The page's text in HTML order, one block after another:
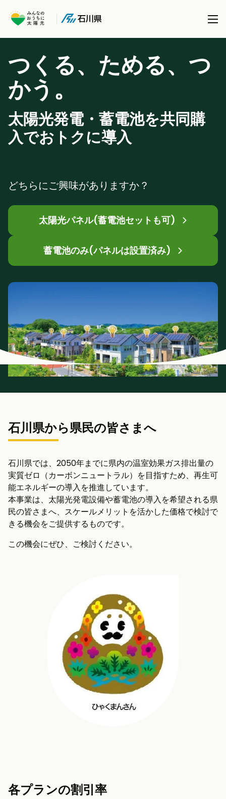
本事業について
共同購入事業とは
事務局について
全国で実施している共同購入事業
製品を選択する
太陽光パネル / 太陽光パネル＋蓄電池
蓄電池 (パネル設置済の方)
ブログ
つくる、ためる、つ
かう 。
太陽光発電・蓄電池を共同購
入でおトクに導入
どちらにご興味がありますか？
太陽光パネル(蓄電池セットも可)
蓄電池のみ(パネルは設置済み)
石川県から県民の皆さまへ
石川県では、2050年までに県内の温室効果ガス排出量の
実質ゼロ（カーボンニュートラル）を目指すため、再生可
能エネルギーの導入を推進しています。
本事業は、太陽光発電設備や蓄電池の導入を希望される県
民の皆さまへ、スケールメリットを活かした価格で検討で
きる機会をご提供するものです。
この機会にぜひ、ご検討ください。
各プランの割引率